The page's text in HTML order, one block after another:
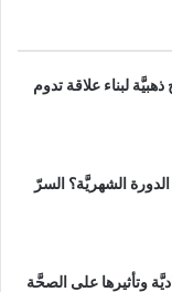
لبناء علاقة تدوم
الشهريَّة؟ السرّ
وتأثيرها على الصحَّة